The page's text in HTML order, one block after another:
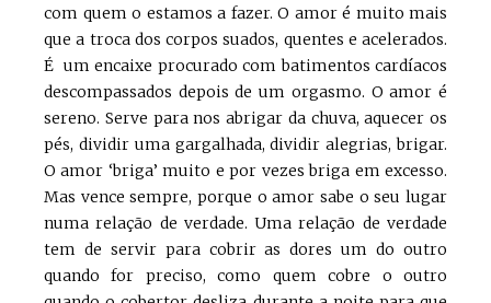
com quem o estamos a fazer. O amor é muito mais
que a troca dos corpos suados, quentes e acelerados.
É um encaixe procurado com batimentos cardíacos
descompassados depois de um orgasmo. O amor é
sereno. Serve para nos abrigar da chuva, aquecer os
pés, dividir uma gargalhada, dividir alegrias, brigar.
O amor ‘briga’ muito e por vezes briga em excesso.
Mas vence sempre, porque o amor sabe o seu lugar
numa relação de verdade. Uma relação de verdade
tem de servir para cobrir as dores um do outro
quando for preciso, como quem cobre o outro